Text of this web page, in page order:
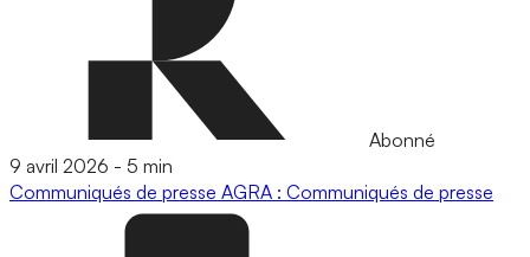
Abonné
9 avril 2026 - 5 min
Communiqués de presse AGRA : Communiqués de presse